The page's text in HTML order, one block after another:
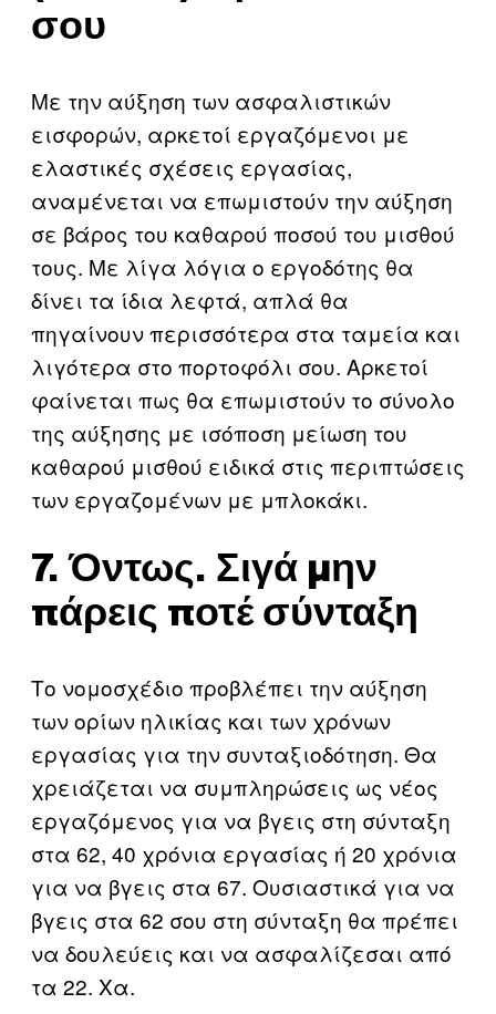
σου
Με την αύξηση των ασφαλιστικών
εισφορών, αρκετοί εργαζόμενοι με
ελαστικές σχέσεις εργασίας,
αναμένεται να επωμιστούν την αύξηση
σε βάρος του καθαρού ποσού του μισθού
τους. Με λίγα λόγια ο εργοδότης θα
δίνει τα ίδια λεφτά, απλά θα
πηγαίνουν περισσότερα στα ταμεία και
λιγότερα στο πορτοφόλι σου. Αρκετοί
φαίνεται πως θα επωμιστούν το σύνολο
της αύξησης με ισόποση μείωση του
καθαρού μισθού ειδικά στις περιπτώσεις
των εργαζομένων με μπλοκάκι.
7. Όντως. Σιγά μην
πάρεις ποτέ σύνταξη
Το νομοσχέδιο προβλέπει την αύξηση
των ορίων ηλικίας και των χρόνων
εργασίας για την συνταξιοδότηση. Θα
χρειάζεται να συμπληρώσεις ως νέος
εργαζόμενος για να βγεις στη σύνταξη
στα 62, 40 χρόνια εργασίας ή 20 χρόνια
για να βγεις στα 67. Ουσιαστικά για να
βγεις στα 62 σου στη σύνταξη θα πρέπει
να δουλεύεις και να ασφαλίζεσαι από
τα 22. Χα.